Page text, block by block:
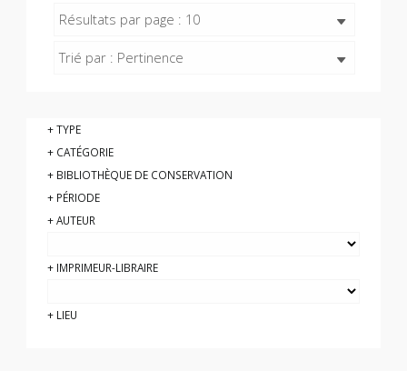
Résultats par page : 10
Trié par : Pertinence
TYPE
CATÉGORIE
BIBLIOTHÈQUE DE CONSERVATION
PÉRIODE
AUTEUR
IMPRIMEUR-LIBRAIRE
LIEU